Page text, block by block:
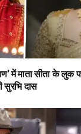
में माता सीता के लुक
सुरभि दास